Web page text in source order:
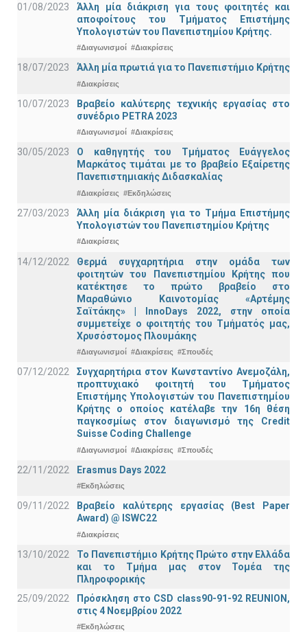
01/08/2023
Άλλη μία διάκριση για τους φοιτητές και
αποφοίτους του Τμήματος Επιστήμης
Υπολογιστών του Πανεπιστημίου Κρήτης.
#Διαγωνισμοί #Διακρίσεις
18/07/2023 Άλλη μία πρωτιά για το Πανεπιστήμιο Κρήτης
#Διακρίσεις
10/07/2023
Βραβείο καλύτερης τεχνικής εργασίας στο
συνέδριο PETRA 2023
#Διαγωνισμοί #Διακρίσεις
30/05/2023
Ο καθηγητής του Τμήματος Ευάγγελος
Μαρκάτος τιμάται με το βραβείο Εξαίρετης
Πανεπιστημιακής Διδασκαλίας
#Διακρίσεις #Εκδηλώσεις
27/03/2023
Άλλη μία διάκριση για το Τμήμα Επιστήμης
Υπολογιστών του Πανεπιστημίου Κρήτης
#Διακρίσεις
14/12/2022
Θερμά συγχαρητήρια στην ομάδα των
φοιτητών του Πανεπιστημίου Κρήτης που
κατέκτησε το πρώτο βραβείο στο
Μαραθώνιο Καινοτομίας «Αρτέμης
Σαϊτάκης» | InnoDays 2022, στην οποία
συμμετείχε ο φοιτητής του Τμήματός μας,
Χρυσόστομος Πλουμάκης
#Διαγωνισμοί #Διακρίσεις #Σπουδές
07/12/2022
Συγχαρητήρια στον Κωνσταντίνο Ανεμοζάλη,
προπτυχιακό φοιτητή του Τμήματος
Επιστήμης Υπολογιστών του Πανεπιστημίου
Κρήτης ο οποίος κατέλαβε την 16η θέση
παγκοσμίως στον διαγωνισμό της Credit
Suisse Coding Challenge
#Διαγωνισμοί #Διακρίσεις #Σπουδές
22/11/2022 Erasmus Days 2022
#Εκδηλώσεις
09/11/2022
Βραβείο καλύτερης εργασίας (Best Paper
Award) @ ISWC22
#Διακρίσεις
13/10/2022
Το Πανεπιστήμιο Κρήτης Πρώτο στην Ελλάδα
και το Τμήμα μας στον Τομέα της
Πληροφορικής
25/09/2022
Πρόσκληση στο CSD class90-91-92 REUNION,
στις 4 Νοεμβρίου 2022
#Εκδηλώσεις